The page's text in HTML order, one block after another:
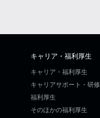
キャリア・福利厚生
キャリア・福利厚生
キャリアサポート・研修
福利厚生
そのほかの福利厚生